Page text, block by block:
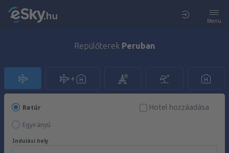
Menü
Repülőterek Peruban
Retúr
Egyirányú
Hotel hozzáadása
Indulási hely